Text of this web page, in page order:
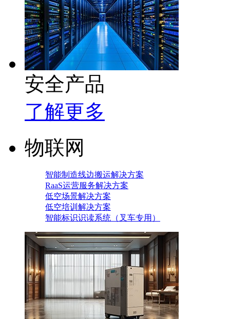
安全产品
了解更多
物联网
智能制造线边搬运解决方案
RaaS运营服务解决方案
低空场景解决方案
低空培训解决方案
智能标识识读系统（叉车专用）